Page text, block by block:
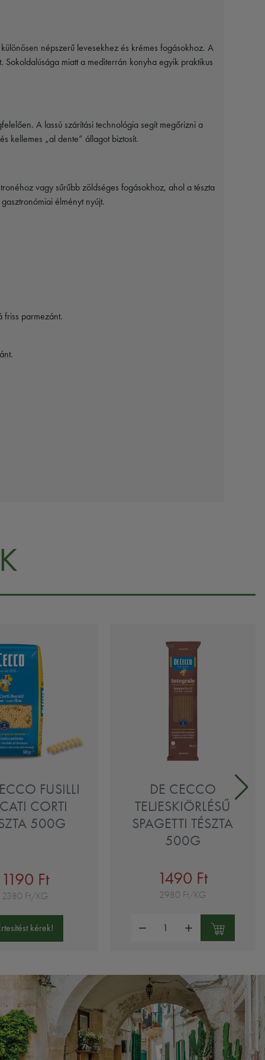
népszerű levesekhez és krémes fogásokhoz. A
miatt a mediterrán konyha egyik praktikus
A lassú szárítási technológia segít megőrizni a
kellemes „al dente” állagot biztosít.
vagy sűrűbb zöldséges fogásokhoz, ahol a tészta
élményt nyújt.
friss parmezánt.
FUSILLI
CORTI
500G
1190 Ft
2380 Ft/KG
kérek!
DE CECCO
TELJESKIÖRLÉSŰ
SPAGETTI TÉSZTA
500G
1490 Ft
2980 Ft/KG